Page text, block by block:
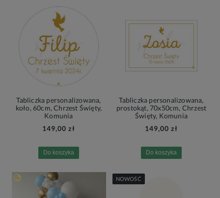
Tabliczka personalizowana,
koło, 60cm, Chrzest Święty,
Komunia
149,00 zł
Do koszyka
Tabliczka personalizowana,
prostokąt, 70x50cm, Chrzest
Święty, Komunia
149,00 zł
Do koszyka
NOWOŚĆ